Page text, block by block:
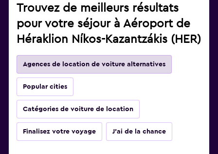
Trouvez de meilleurs résultats
pour votre séjour à Aéroport de
Héraklion Níkos-Kazantzákis (HER)
Agences de location de voiture alternatives
Popular cities
Catégories de voiture de location
Finalisez votre voyage J'ai de la chance